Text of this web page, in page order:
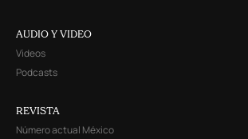
AUDIO Y VIDEO
Videos
Podcasts
REVISTA
Número actual México